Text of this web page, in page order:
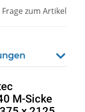
Frage zum Artikel
M-Sicke